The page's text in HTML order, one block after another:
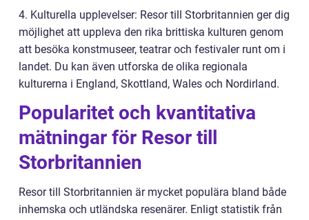
4. Kulturella upplevelser: Resor till Storbritannien ger dig
möjlighet att uppleva den rika brittiska kulturen genom
att besöka konstmuseer, teatrar och festivaler runt om i
landet. Du kan även utforska de olika regionala
kulturerna i England, Skottland, Wales och Nordirland.
Popularitet och kvantitativa
mätningar för Resor till
Storbritannien
Resor till Storbritannien är mycket populära bland både
inhemska och utländska resenärer. Enligt statistik från